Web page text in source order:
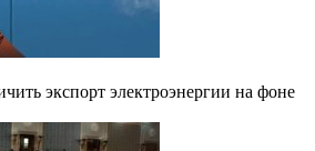
экспорт электроэнергии на фоне